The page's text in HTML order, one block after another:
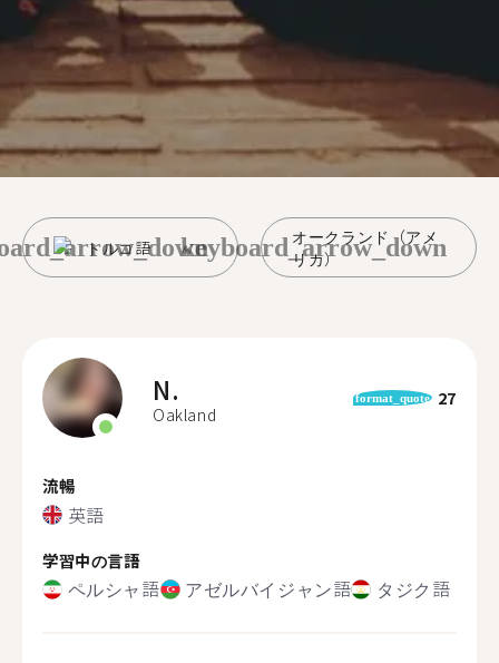
トルコ語
オークランド（アメ
リカ）
keyboard_arrow_down
N.
Oakland
format_quote 27
流暢
英語
学習中の言語
ペルシャ語 アゼルバイジャン語 タジク語